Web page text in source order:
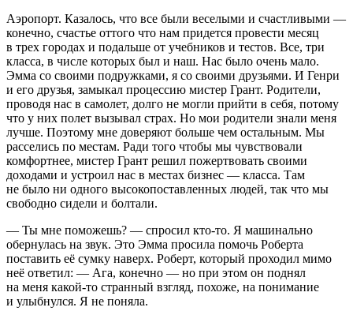
Аэропорт. Казалось, что все были веселыми и счастливыми —
конечно, счастье оттого что нам придется провести месяц
в трех городах и подальше от учебников и тестов. Все, три
класса, в числе которых был и наш. Нас было очень мало.
Эмма со своими подружками, я со своими друзьями. И Генри
и его друзья, замыкал процессию мистер Грант. Родители,
проводя нас в самолет, долго не могли прийти в себя, потому
что у них полет вызывал страх. Но мои родители знали меня
лучше. Поэтому мне доверяют больше чем остальным. Мы
расселись по местам. Ради того чтобы мы чувствовали
комфортнее, мистер Грант решил пожертвовать своими
доходами и устроил нас в местах бизнес — класса. Там
не было ни одного высокопоставленных людей, так что мы
свободно сидели и болтали.
— Ты мне поможешь? — спросил кто-то. Я машинально
обернулась на звук. Это Эмма просила помочь Роберта
поставить её сумку наверх. Роберт, который проходил мимо
неё ответил: — Ага, конечно — но при этом он поднял
на меня какой-то странный взгляд, похоже, на понимание
и улыбнулся. Я не поняла.